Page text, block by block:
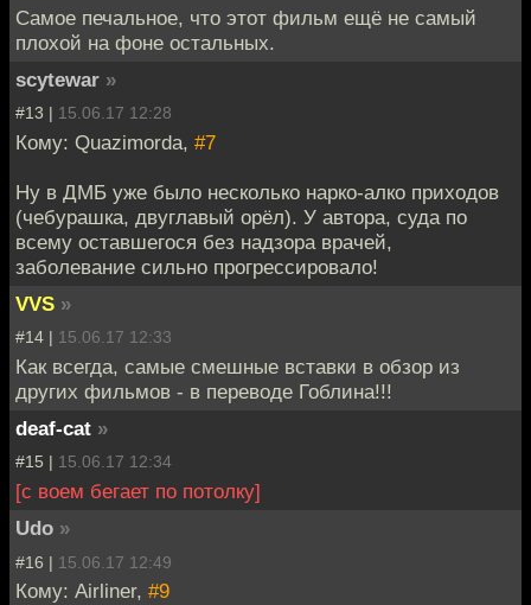
Самое печальное, что этот фильм ещё не самый
плохой на фоне остальных.
scytewar »
#13 | 15.06.17 12:28
Кому: Quazimorda, #7
Ну в ДМБ уже было несколько нарко-алко приходов
(чебурашка, двуглавый орёл). У автора, суда по
всему оставшегося без надзора врачей,
заболевание сильно прогрессировало!
VVS »
#14 | 15.06.17 12:33
Как всегда, самые смешные вставки в обзор из
других фильмов - в переводе Гоблина!!!
deaf-cat »
#15 | 15.06.17 12:34
[с воем бегает по потолку]
Udo »
#16 | 15.06.17 12:49
Кому: Airliner, #9